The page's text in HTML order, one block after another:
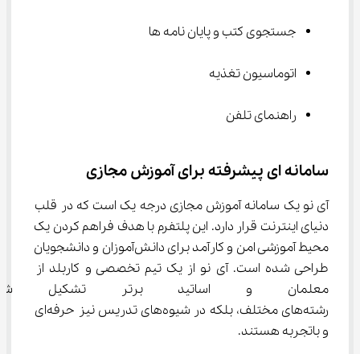
جستجوی کتب و پایان نامه ها
اتوماسیون تغذیه
راهنمای تلفن
سامانه‌ ای پیشرفته برای آموزش مجازی
آی ‌نو یک سامانه آموزش مجازی درجه یک است که در قلب
دنیای اینترنت قرار دارد. این پلتفرم با هدف فراهم کردن یک
محیط آموزشی امن و کارآمد برای دانش‌آموزان و دانشجویان
طراحی شده است. آی ‌نو از یک تیم تخصصی و کاربلد از
معلمان و اساتید برتر
رشته‌های مختلف، بلکه در شیوه‌های تدریس نیز حرفه‌ای
و باتجربه هستند.